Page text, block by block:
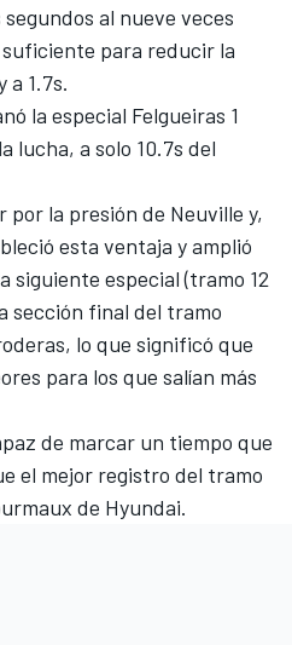
al nueve veces
para reducir la
a 1.7s.
la especial Felgueiras 1
lucha, a solo 10.7s del
la presión de Neuville y,
esta ventaja y amplió
siguiente especial (tramo 12
sección final del tramo
lo que significó que
para los que salían más
de marcar un tiempo que
el mejor registro del tramo
de Hyundai.